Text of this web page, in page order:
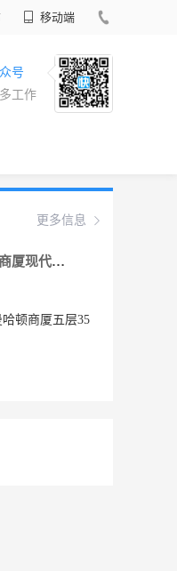
移动端
号
工作
更多信息
哈尔滨市透笼曼哈顿商厦现代布艺
顿商厦五层35